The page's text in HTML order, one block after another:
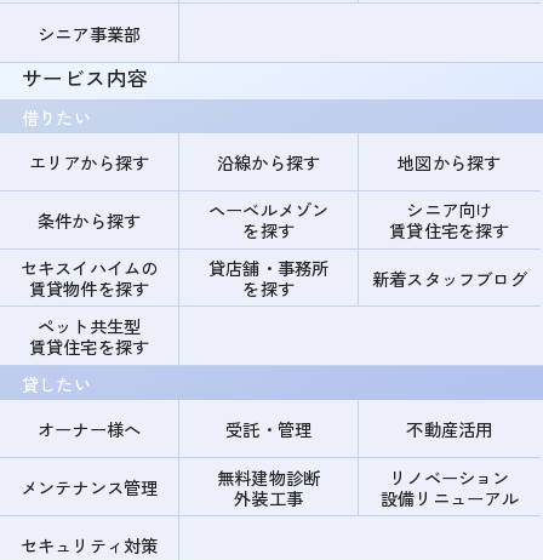
シニア事業部
サービス内容
借りたい
エリアから探す
沿線から探す 地図から探す
条件から探す
ヘーベルメゾン
を探す
シニア向け
賃貸住宅を探す
セキスイハイムの
賃貸物件を探す
貸店舗・事務所
を探す
新着スタッフブログ
ペット共生型
賃貸住宅を探す
貸したい
オーナー様へ
受託・管理 不動産活用
メンテナンス管理
無料建物診断
外装工事
リノベーション
設備リニューアル
セキュリティ対策